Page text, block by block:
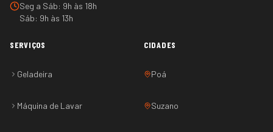
Seg a Sáb: 9h às 18h
Sáb: 9h às 13h
SERVIÇOS
Geladeira
Máquina de Lavar
CIDADES
Poá
Suzano